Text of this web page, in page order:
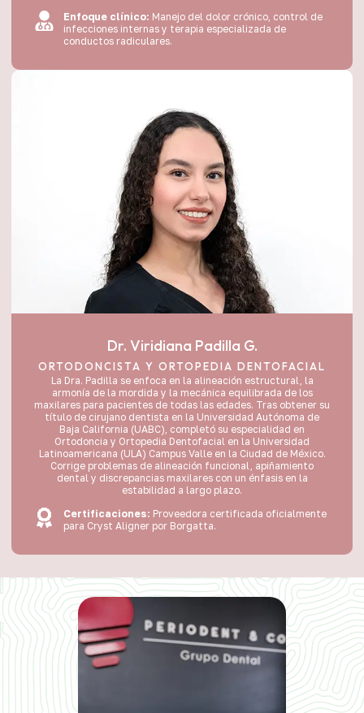
Enfoque clínico: Manejo del dolor crónico, control de
infecciones internas y terapia especializada de
conductos radiculares.
Dr. Viridiana Padilla G.
ORTODONCISTA Y ORTOPEDIA DENTOFACIAL
La Dra. Padilla se enfoca en la alineación estructural, la
armonía de la mordida y la mecánica equilibrada de los
maxilares para pacientes de todas las edades. Tras obtener su
título de cirujano dentista en la Universidad Autónoma de
Baja California (UABC), completó su especialidad en
Ortodoncia y Ortopedia Dentofacial en la Universidad
Latinoamericana (ULA) Campus Valle en la Ciudad de México.
Corrige problemas de alineación funcional, apiñamiento
dental y discrepancias maxilares con un énfasis en la
estabilidad a largo plazo.
Certificaciones: Proveedora certificada oficialmente
para Cryst Aligner por Borgatta.